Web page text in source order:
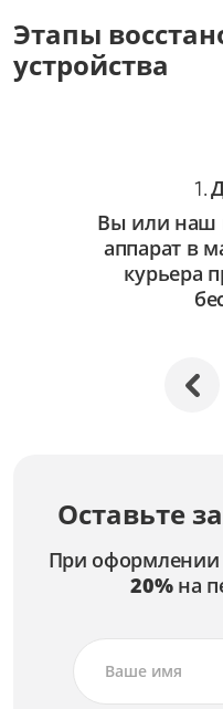
Этапы
устройства
1.
Вы или наш
аппарат в
курьера
Оставьте
При оформлении
20%на